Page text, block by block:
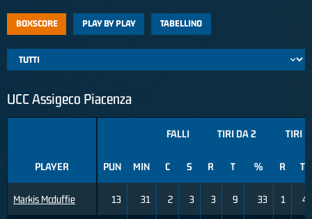
BOXSCORE PLAY BY PLAY TABELLINO
UCC Assigeco Piacenza
PLAYER
Markis Mcduffie
FALLI TIRI DA 2 TIRI
PUN MIN C S R T % R T
13 31 2 3 3 9 33 1 4